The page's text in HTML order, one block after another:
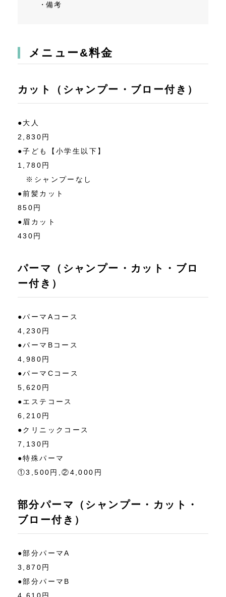
備考
メニュー&料金
カット（シャンプー・ブロー付き）
●大人
2,830円
●子ども【小学生以下】
1,780円
※シャンプーなし
●前髪カット
850円
●眉カット
430円
パーマ（シャンプー・カット・ブロ
ー付き）
●パーマAコース
4,230円
●パーマBコース
4,980円
●パーマCコース
5,620円
●エステコース
6,210円
●クリニックコース
7,130円
●特殊パーマ
①3,500円,②4,000円
部分パーマ（シャンプー・カット・
ブロー付き）
●部分パーマA
3,870円
●部分パーマB